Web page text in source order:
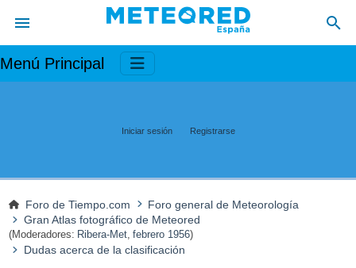
Menú Principal
Iniciar sesión Registrarse
Foro de Tiempo.com
Foro general de Meteorología
Gran Atlas fotográfico de Meteored
(Moderadores: Ribera-Met, febrero 1956)
Dudas acerca de la clasificación